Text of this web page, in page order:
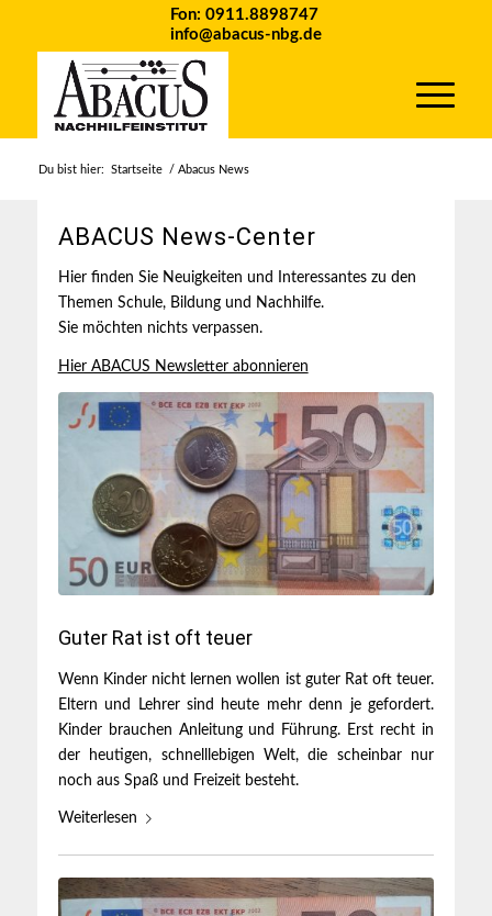
Fon: 0911.8898747
info@abacus-nbg.de
Du bist hier: Startseite / Abacus News
ABACUS News-Center
Hier finden Sie Neuigkeiten und Interessantes zu den
Themen Schule, Bildung und Nachhilfe.
Sie möchten nichts verpassen.
Hier ABACUS Newsletter abonnieren
Guter Rat ist oft teuer
Wenn Kinder nicht lernen wollen ist guter Rat oft teuer.
Eltern und Lehrer sind heute mehr denn je gefordert.
Kinder brauchen Anleitung und Führung. Erst recht in
der heutigen, schnelllebigen Welt, die scheinbar nur
noch aus Spaß und Freizeit besteht.
Weiterlesen